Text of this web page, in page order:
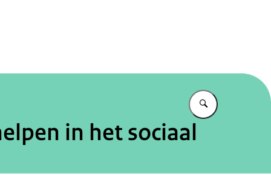
Vul in wat u
in het sociaal